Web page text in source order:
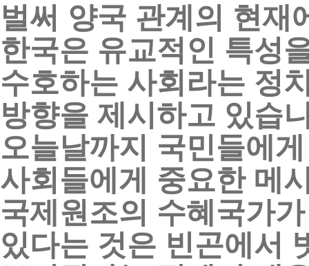
벌써 양국 관계의 현재
한국은 유교적인 특성
수호하는 사회라는 정
방향을 제시하고 있습
오늘날까지 국민들에게
사회들에게 중요한 메
국제원조의 수혜국가가
있다는 것은 빈곤에서